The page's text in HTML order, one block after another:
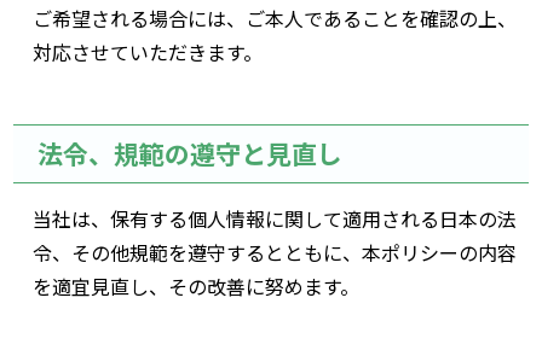
ご希望される場合には、ご本人であることを確認の上、
対応させていただきます。
法令、規範の遵守と見直し
当社は、保有する個人情報に関して適用される日本の法
令、その他規範を遵守するとともに、本ポリシーの内容
を適宜見直し、その改善に努めます。